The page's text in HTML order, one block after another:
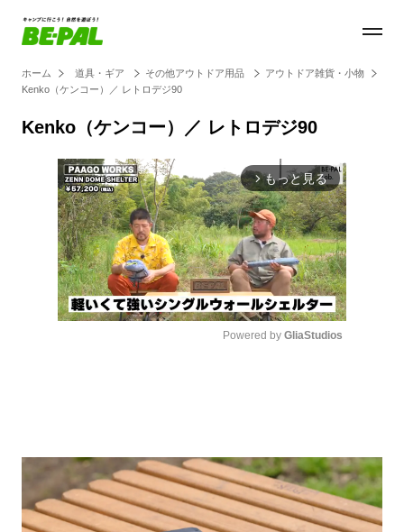
ホーム 道具・ギア その他アウトドア用品
アウトドア雑貨・小物
Kenko（ケンコー）／ レトロデジ90
Kenko（ケンコー）／ レトロデジ90
arrow_forward_ios もっと見る
Powered by GliaStudios